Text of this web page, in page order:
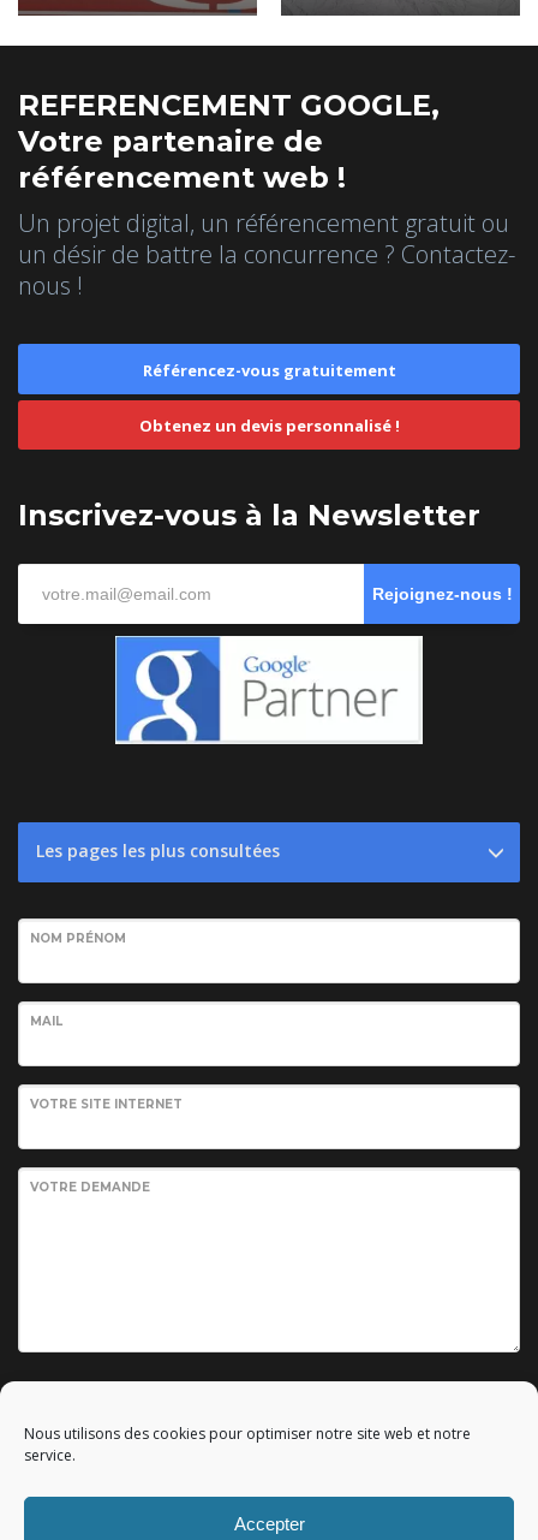
Nous utilisons des cookies pour optimiser notre site web et notre
service.
Accepter
REFERENCEMENT GOOGLE,
Votre partenaire de
référencement web !
Un projet digital, un référencement gratuit ou
un désir de battre la concurrence ? Contactez-
nous !
Référencez-vous gratuitement
Obtenez un devis personnalisé !
Inscrivez-vous à la Newsletter
Rejoignez-nous !
Les pages les plus consultées
NOM PRÉNOM
MAIL
VOTRE SITE INTERNET
VOTRE DEMANDE